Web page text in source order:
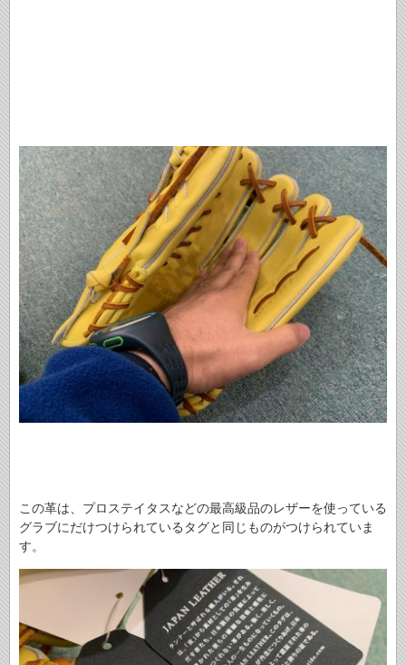
この革は、プロステイタスなどの最高級品のレザーを使っている
グラブにだけつけられているタグと同じものがつけられていま
す。